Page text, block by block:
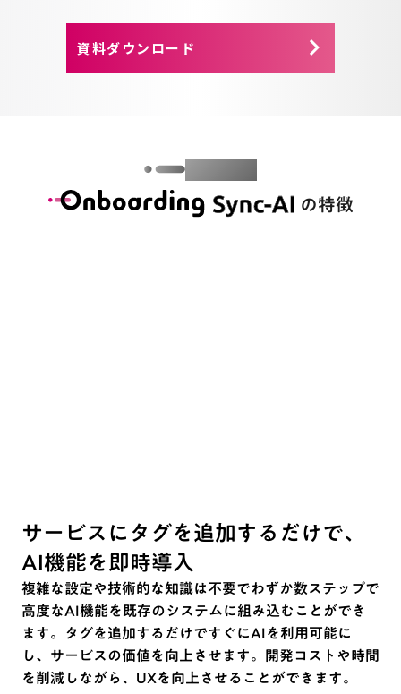
資料ダウンロード keyboard_arrow_right
Features
の特徴
サービスにタグを追加するだけで、
AI機能を即時導入
複雑な設定や技術的な知識は不要でわずか数ステップで
高度なAI機能を既存のシステムに組み込むことができ
ます。タグを追加するだけですぐにAIを利用可能に
し、サービスの価値を向上させます。開発コストや時間
を削減しながら、UXを向上させることができます。